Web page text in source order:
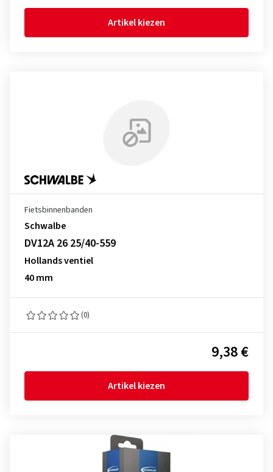
Artikel kiezen
Fietsbinnenbanden
Schwalbe
DV12A 26 25/40-559
Hollands ventiel
40 mm
(0)
9,38 €
Artikel kiezen